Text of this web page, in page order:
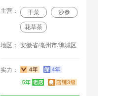
主营： 干菜 沙参
花草茶
地区： 安徽省/亳州市/谯城区
实力：
李*******部 联系了该商家